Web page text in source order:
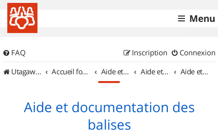
Menu
FAQ Connexion
Inscription
UtagawaVTT (Randos VTT et VTTAE avec traces GPS)
Accueil forum Aide et documentation Aide et documentation Aide et documentation des balises
Aide et documentation des
balises